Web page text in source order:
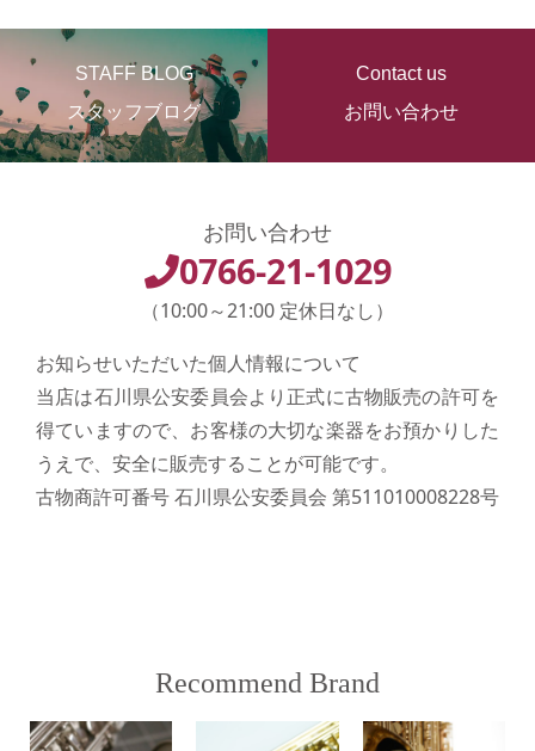
STAFF BLOG
スタッフブログ
Contact us
お問い合わせ
お問い合わせ
0766-21-1029
（10:00～21:00 定休日なし）
お知らせいただいた個人情報について
当店は石川県公安委員会より正式に古物販売の許可を
得ていますので、お客様の大切な楽器をお預かりした
うえで、安全に販売することが可能です。
古物商許可番号 石川県公安委員会 第511010008228号
Recommend Brand